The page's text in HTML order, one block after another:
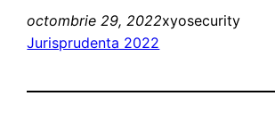
octombrie 29, 2022xyosecurity
Jurisprudenta 2022